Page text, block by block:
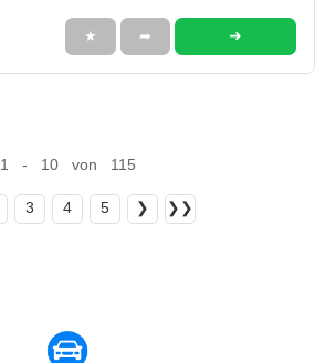
★ ➦ ➜
1 - 10 von 115
3 4 5 ❯ ❯❯